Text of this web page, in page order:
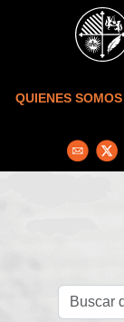
Skip to main content
QUIENES SOMOS